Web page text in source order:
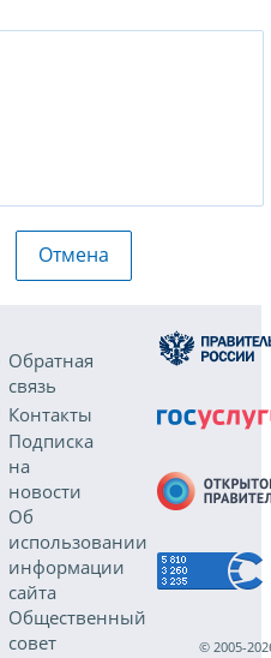
Отмена
Обратная
связь
Контакты
Подписка
на
новости
Об
использовании
информации
сайта
Общественный
совет
© 2005-